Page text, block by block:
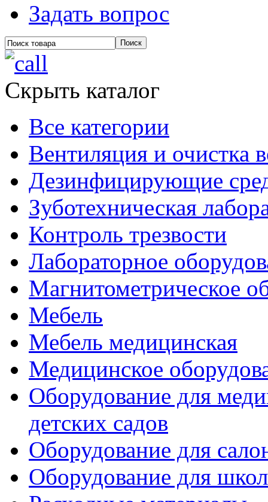
Задать вопрос
Скрыть каталог
Все категории
Вентиляция и очистка
Дезинфицирующие
Зуботехническая
Контроль трезвости
Лабораторное
Магнитометрическое
Мебель
Мебель медицинская
Медицинское
Оборудование для
детских садов
Оборудование для
Оборудование для